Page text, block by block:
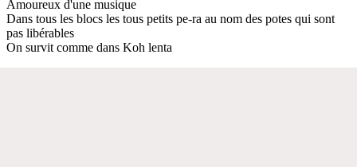
Amoureux d'une musique
Dans tous les blocs les tous petits pe-ra au nom des potes qui sont
pas libérables
On survit comme dans Koh lenta